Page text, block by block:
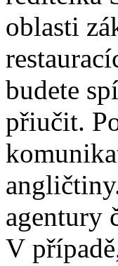
oblasti
budete
přiučit.
agentury
V